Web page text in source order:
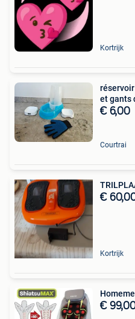
Kortrijk
et gants
€ 6,00
Courtrai
€
Kortrijk
€